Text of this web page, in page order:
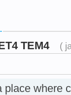
TEM4 (
place where